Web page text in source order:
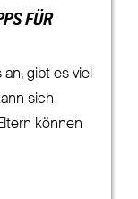
FÜR
gibt es viel
sich
können